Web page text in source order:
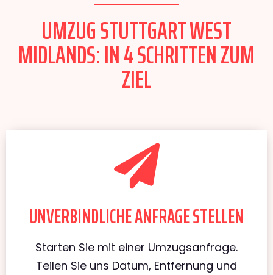
UMZUG STUTTGART WEST
MIDLANDS: IN 4 SCHRITTEN ZUM
ZIEL
UNVERBINDLICHE ANFRAGE STELLEN
Starten Sie mit einer Umzugsanfrage.
Teilen Sie uns Datum, Entfernung und